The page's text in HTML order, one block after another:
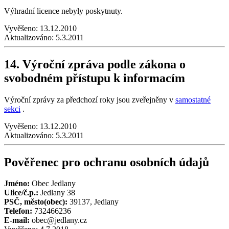
Výhradní licence nebyly poskytnuty.
Vyvěšeno: 13.12.2010
Aktualizováno: 5.3.2011
14. Výroční zpráva podle zákona o
svobodném přístupu k informacím
Výroční zprávy za předchozí roky jsou zveřejněny v samostatné
sekci .
Vyvěšeno: 13.12.2010
Aktualizováno: 5.3.2011
Pověřenec pro ochranu osobních údajů
Jméno: Obec Jedlany
Ulice/č.p.: Jedlany 38
PSČ, město(obec): 39137, Jedlany
Telefon: 732466236
E-mail: obec@jedlany.cz